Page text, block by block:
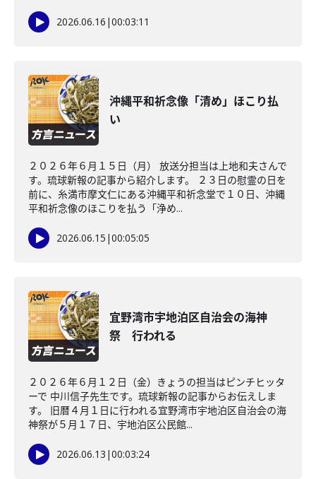
2026.06.16 |00:03:11
沖縄平和祈念像「清め」ほこり払
い
２０２６年６月１５日（月） 放送分担当は上地和夫さんで
す。琉球新報の記事から紹介します。 ２３日の慰霊の日を
前に、糸満市摩文仁にある沖縄平和祈念堂で１０日、沖縄
平和祈念像のほこりを払う「浄め...
2026.06.15 |00:05:05
宜野湾市宇地泊区自治会の海神
祭 行われる
２０２６年６月１２日（金）きょうの担当はピンチヒッタ
ーで 中川信子先生です。琉球新報の記事からお伝えしま
す。 旧暦４月１日に行われる宜野湾市宇地泊区自治会の海
神祭が５月１７日、宇地泊区公民館...
2026.06.13 |00:03:24